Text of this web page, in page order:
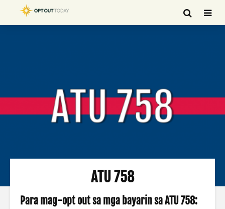
ATU 758
Para mag-opt out sa mga bayarin sa ATU 758: